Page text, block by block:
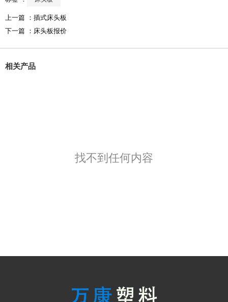
上一篇 ： 插式床头板
下一篇 ： 床头板报价
相关产品
找不到任何内容